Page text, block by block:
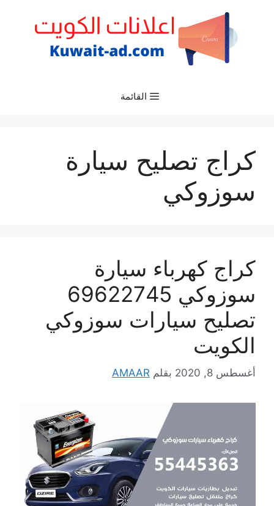
القائمة
كراج تصليح سيارة
سوزوكي
كراج كهرباء سيارة
سوزوكي 69622745
تصليح سيارات سوزوكي
الكويت
أغسطس 8, 2020 بقلم AMAAR